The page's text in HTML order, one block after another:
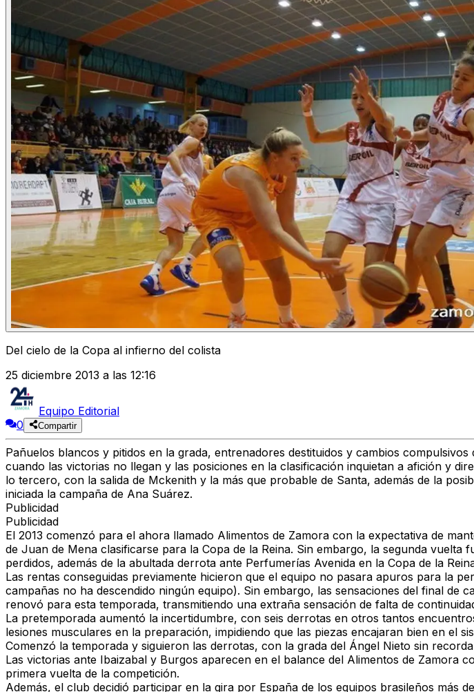
Del cielo de la Copa al infierno del colista
25 diciembre 2013 a las 12:16
Equipo Editorial
0
Compartir
Pañuelos blancos y pitidos en la grada, entrenadores destituidos y cambios
cuando las victorias no llegan y las posiciones en la clasificación inquietan a afición y
lo tercero, con la salida de Mckenith y la más que probable de Santa, además de la
iniciada la campaña de Ana Suárez.
Publicidad
Publicidad
El 2013 comenzó para el ahora llamado Alimentos de Zamora con la expectativa de
de Juan de Mena clasificarse para la Copa de la Reina. Sin embargo, la segunda
perdidos, además de la abultada derrota ante Perfumerías Avenida en la Copa de la
Las rentas conseguidas previamente hicieron que el equipo no pasara apuros para la
campañas no ha descendido ningún equipo). Sin embargo, las sensaciones del final
renovó para esta temporada, transmitiendo una extraña sensación de falta de
La pretemporada aumentó la incertidumbre, con seis derrotas en otros tantos
lesiones musculares en la preparación, impidiendo que las piezas encajaran bien en el
Comenzó la temporada y siguieron las derrotas, con la grada del Ángel Nieto sin
Las victorias ante Ibaizabal y Burgos aparecen en el balance del Alimentos de Zamora
primera vuelta de la competición.
Además, el club decidió participar en la gira por España de los equipos brasileños más